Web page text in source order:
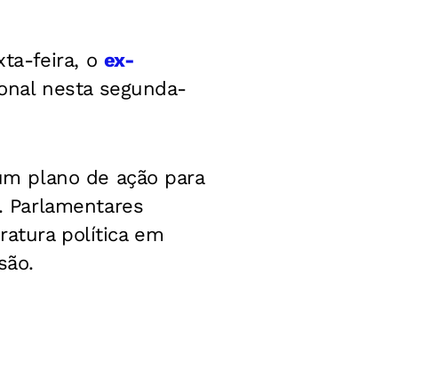
feira, o ex-
nesta segunda-
plano de ação para
Parlamentares
política em